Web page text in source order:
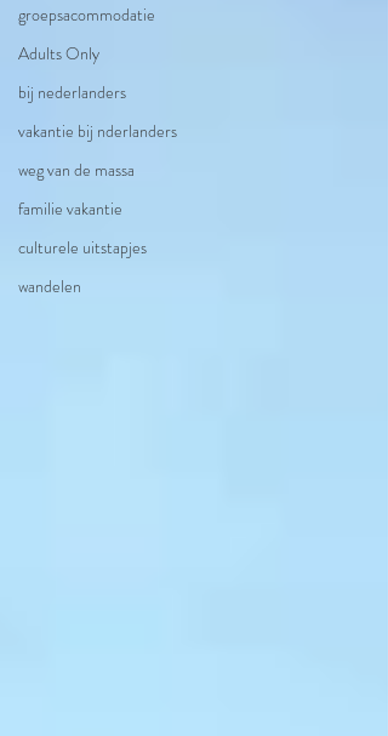
groepsacommodatie
Adults Only
bij nederlanders
vakantie bij nderlanders
weg van de massa
familie vakantie
culturele uitstapjes
wandelen